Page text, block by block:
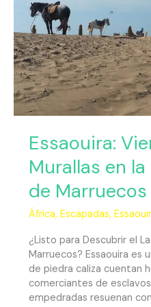
Essaouira:
Murallas en
de Marruecos
África, Escapadas,
¿Listo para Descubrir el
Marruecos? Essaouira es
de piedra caliza cuentan
comerciantes de
empedradas resuenan
Costa
Atlántica
de
Marruecos